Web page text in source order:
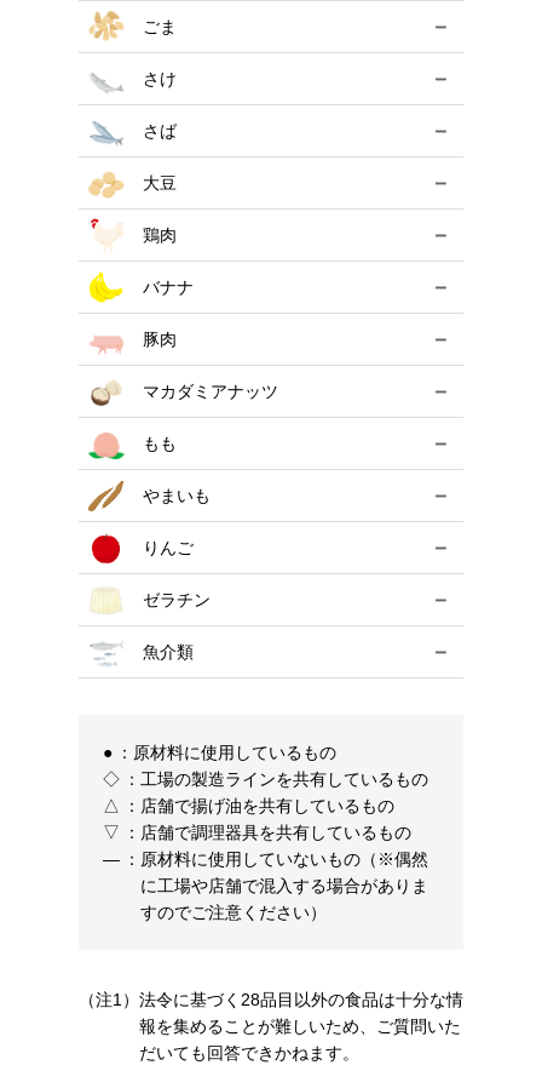
ごま －
さけ －
さば －
大豆 －
鶏肉 －
バナナ －
豚肉 －
マカダミアナッツ －
もも －
やまいも －
りんご －
ゼラチン －
魚介類 －
● ： 原材料に使用しているもの
◇ ： 工場の製造ラインを共有しているもの
△
： 店舗で揚げ油を共有しているもの
▽
： 店舗で調理器具を共有しているもの
― ： 原材料に使用していないもの（※偶然
に工場や店舗で混入する場合がありま
すのでご注意ください）
（注1） 法令に基づく28品目以外の食品は十分な情
報を集めることが難しいため、ご質問いた
だいても回答できかねます。